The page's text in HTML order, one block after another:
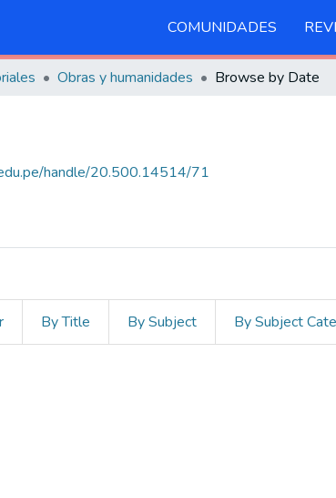
COMUNIDADES
Obras y humanidades Browse by Date
handle/20.500.14514/71
By Title By Subject By Subject